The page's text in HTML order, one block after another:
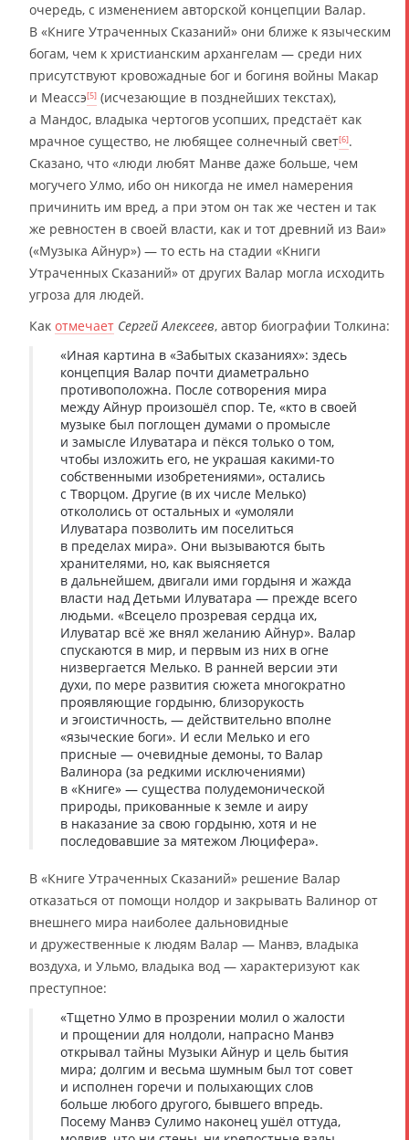
очередь, с изменением авторской концепции Валар.
В «Книге Утраченных Сказаний» они ближе к языческим
богам, чем к христианским архангелам — среди них
присутствуют кровожадные бог и богиня войны Макар
и Меассэ[5] (исчезающие в позднейших текстах),
а Мандос, владыка чертогов усопших, предстаёт как
мрачное существо, не любящее солнечный свет[6].
Сказано, что «люди любят Манве даже больше, чем
могучего Улмо, ибо он никогда не имел намерения
причинить им вред, а при этом он так же честен и так
же ревностен в своей власти, как и тот древний из Ваи»
(«Музыка Айнур») — то есть на стадии «Книги
Утраченных Сказаний» от других Валар могла исходить
угроза для людей.
Как отмечает Сергей Алексеев, автор биографии Толкина:
«Иная картина в «Забытых сказаниях»: здесь
концепция Валар почти диаметрально
противоположна. После сотворения мира
между Айнур произошёл спор. Те, «кто в своей
музыке был поглощен думами о промысле
и замысле Илуватара и пёкся только о том,
чтобы изложить его, не украшая какими-то
собственными изобретениями», остались
с Творцом. Другие (в их числе Мелько)
откололись от остальных и «умоляли
Илуватара позволить им поселиться
в пределах мира». Они вызываются быть
хранителями, но, как выясняется
в дальнейшем, двигали ими гордыня и жажда
власти над Детьми Илуватара — прежде всего
людьми. «Всецело прозревая сердца их,
Илуватар всё же внял желанию Айнур». Валар
спускаются в мир, и первым из них в огне
низвергается Мелько. В ранней версии эти
духи, по мере развития сюжета многократно
проявляющие гордыню, близорукость
и эгоистичность, — действительно вполне
«языческие боги». И если Мелько и его
присные — очевидные демоны, то Валар
Валинора (за редкими исключениями)
в «Книге» — существа полудемонической
природы, прикованные к земле и аиру
в наказание за свою гордыню, хотя и не
последовавшие за мятежом Люцифера».
В «Книге Утраченных Сказаний» решение Валар
отказаться от помощи нолдор и закрывать Валинор от
внешнего мира наиболее дальновидные
и дружественные к людям Валар — Манвэ, владыка
воздуха, и Ульмо, владыка вод — характеризуют как
преступное:
«Тщетно Улмо в прозрении молил о жалости
и прощении для нолдоли, напрасно Манвэ
открывал тайны Музыки Айнур и цель бытия
мира; долгим и весьма шумным был тот совет
и исполнен горечи и полыхающих слов
больше любого другого, бывшего впредь.
Посему Манвэ Сулимо наконец ушёл оттуда,